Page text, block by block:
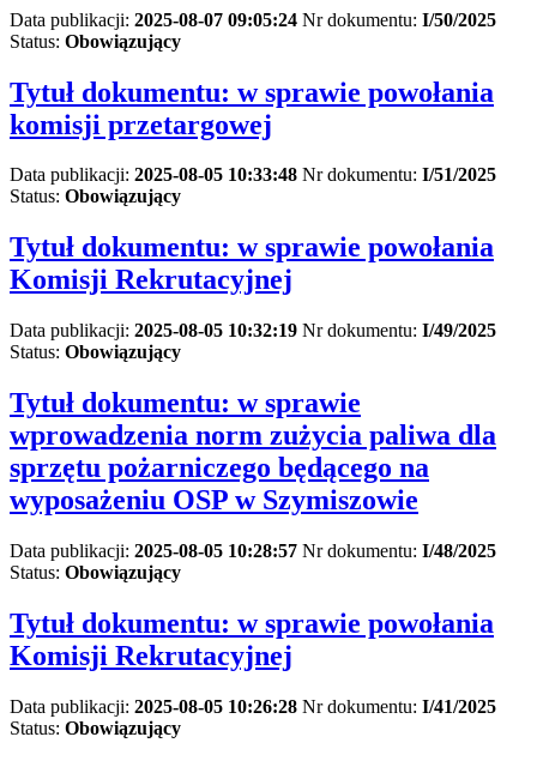
Data publikacji: 2025-08-07 09:05:24 Nr dokumentu: I/50/2025
Status: Obowiązujący
Tytuł dokumentu: w sprawie powołania
komisji przetargowej
Data publikacji: 2025-08-05 10:33:48 Nr dokumentu: I/51/2025
Status: Obowiązujący
Tytuł dokumentu: w sprawie powołania
Komisji Rekrutacyjnej
Data publikacji: 2025-08-05 10:32:19 Nr dokumentu: I/49/2025
Status: Obowiązujący
Tytuł dokumentu: w sprawie
wprowadzenia norm zużycia paliwa dla
sprzętu pożarniczego będącego na
wyposażeniu OSP w Szymiszowie
Data publikacji: 2025-08-05 10:28:57 Nr dokumentu: I/48/2025
Status: Obowiązujący
Tytuł dokumentu: w sprawie powołania
Komisji Rekrutacyjnej
Data publikacji: 2025-08-05 10:26:28 Nr dokumentu: I/41/2025
Status: Obowiązujący